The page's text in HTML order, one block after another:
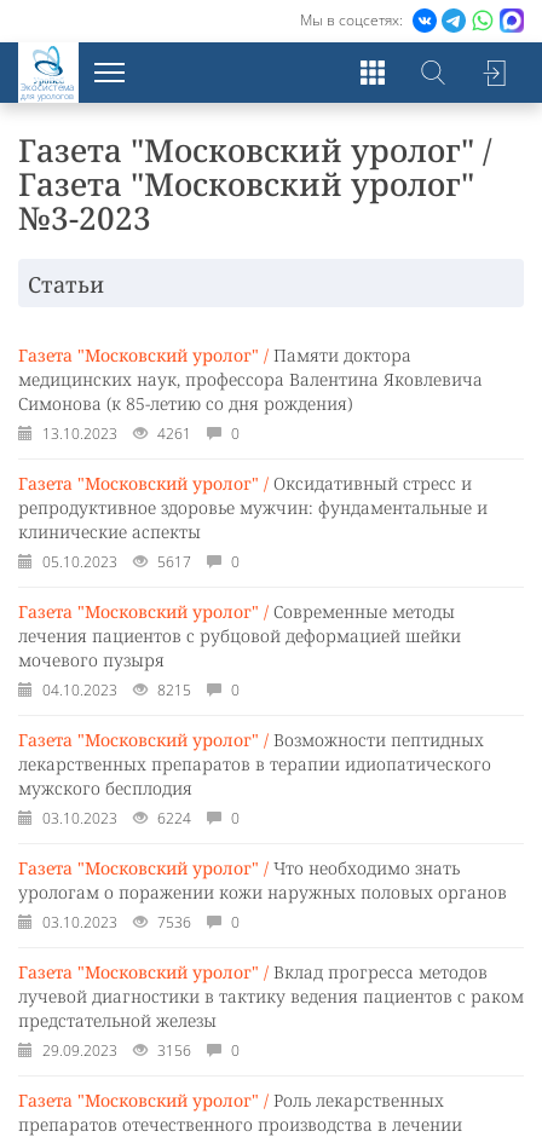
Мы в соцсетях:
Экосистема
для урологов
Газета "Московский уролог" /
Газета "Московский уролог"
№3-2023
Статьи
Газета "Московский уролог" / Памяти доктора
медицинских наук, профессора Валентина Яковлевича
Симонова (к 85-летию со дня рождения)
13.10.2023 4261 0
Газета "Московский уролог" / Оксидативный стресс и
репродуктивное здоровье мужчин: фундаментальные и
клинические аспекты
05.10.2023 5617 0
Газета "Московский уролог" / Современные методы
лечения пациентов с рубцовой деформацией шейки
мочевого пузыря
04.10.2023 8215 0
Газета "Московский уролог" / Возможности пептидных
лекарственных препаратов в терапии идиопатического
мужского бесплодия
03.10.2023 6224 0
Газета "Московский уролог" / Что необходимо знать
урологам о поражении кожи наружных половых органов
03.10.2023 7536 0
Газета "Московский уролог" / Вклад прогресса методов
лучевой диагностики в тактику ведения пациентов с раком
предстательной железы
29.09.2023 3156 0
Газета "Московский уролог" / Роль лекарственных
препаратов отечественного производства в лечении